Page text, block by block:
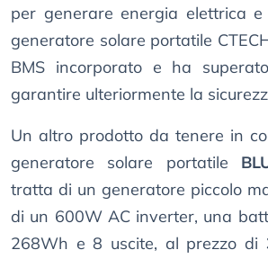
per generare energia elettrica
generatore solare portatile
BMS incorporato e ha
garantire ulteriormente la
Un altro prodotto da tenere in
generatore solare portatile
tratta di un generatore piccolo
di un 600W AC inverter, una
268Wh e 8 uscite, al prezzo di